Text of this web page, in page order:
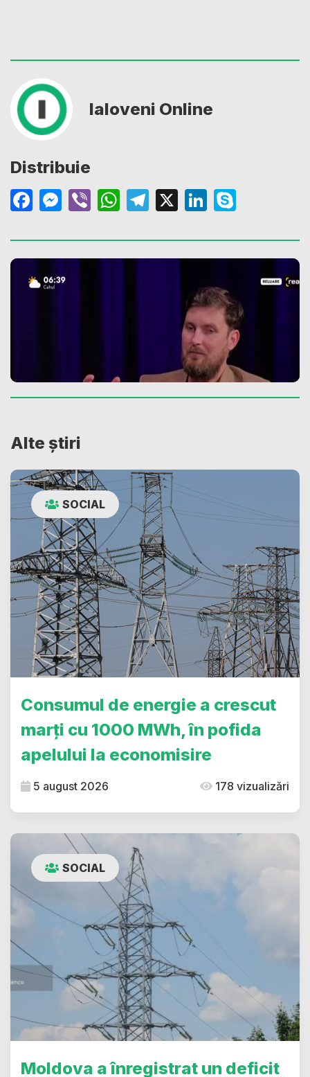
Ialoveni Online
Distribuie
Facebook
Messenger
ViberWhatsApp
Telegram
X LinkedIn
Alte știri
SOCIAL
Consumul de energie a crescut
marți cu 1000 MWh, în pofida
apelului la economisire
5 august 2026 178 vizualizări
SOCIAL
Moldova a înregistrat un deficit